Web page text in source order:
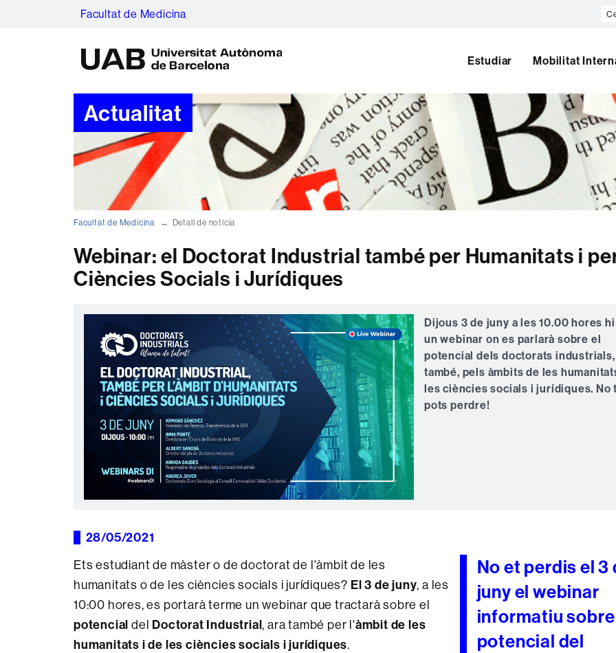
Facultat de Medicina
A
Estudiar Mobilitat
Actualitat
Facultat de Medicina Detall de notícia
Webinar: el Doctorat Industrial també per Humanitats i
Ciències Socials i Jurídiques
Dijous 3 de juny a les 10.00 hores hi
un webinar on es parlarà sobre el
potencial dels doctorats industrials,
també, pels àmbits de les
les ciències socials i jurídiques. No
pots perdre!
28/05/2021
No et perdis el 3
juny el webinar
informatiu
potencial del
Ets estudiant de màster o de doctorat de l'àmbit de les
humanitats o de les ciències socials i jurídiques? El 3 de juny, a les
10:00 hores, es portarà terme un webinar que tractarà sobre el
potencial del Doctorat Industrial, ara també per l'àmbit de les
humanitats i de les ciències socials i jurídiques.